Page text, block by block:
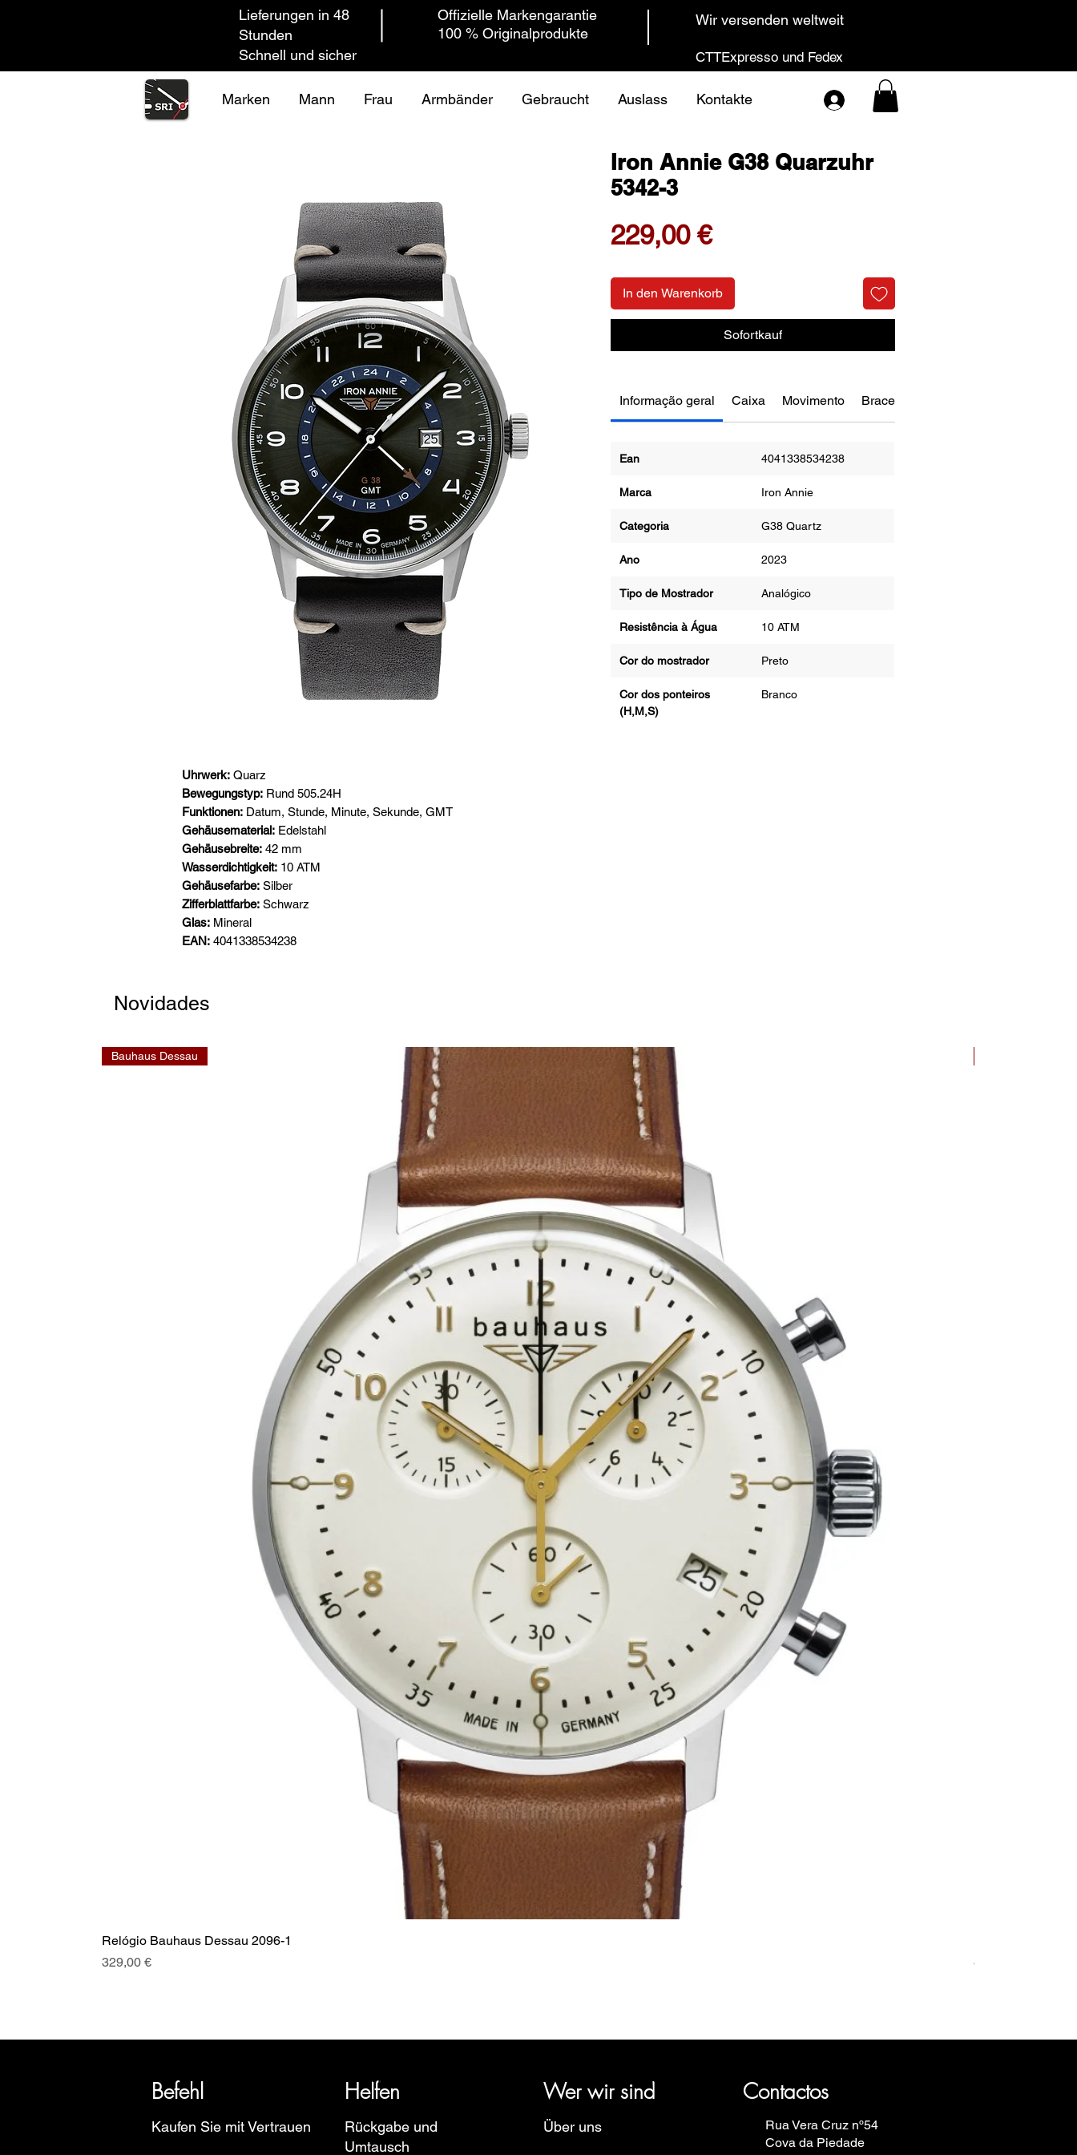
Lieferungen in 48
Stunden
Schnell und sicher
100 % Originalprodukte
Offizielle Markengarantie Wir versenden weltweit
CTTExpresso und Fedex
Marken Mann Frau Armbänder Gebraucht Auslass Kontakte
Uhrwerk: Quarz
Bewegungstyp: Rund 505.24H
Funktionen: Datum, Stunde, Minute, Sekunde, GMT
Gehäusematerial: Edelstahl
Gehäusebreite: 42 mm
Wasserdichtigkeit: 10 ATM
Gehäusefarbe: Silber
Zifferblattfarbe: Schwarz
Glas: Mineral
EAN: 4041338534238
Iron Annie G38 Quarzuhr
5342-3
229,00 €Preis
In den Warenkorb
Sofortkauf
Informação geral Caixa Movimento Bracelete
Ean 4041338534238
Marca Iron Annie
Categoria G38 Quartz
Ano 2023
Tipo de Mostrador Analógico
Resistência à Água 10 ATM
Cor do mostrador Preto
Cor dos ponteiros
(H,M,S)
Branco
Novidades
Bauhaus Dessau
Relógio Bauhaus Dessau 2096-1
Preis
329,00 €
Preis
499,00 €
Befehl Helfen Wer wir sind Contactos
Europe, Ruhla, Martin Braun, Swiss Military, Sturmanskie und Zeppelin.
Kaufen Sie mit Vertrauen
Rückgabe und
Umtausch
Über uns
Rua Vera Cruz nº54
Cova da Piedade